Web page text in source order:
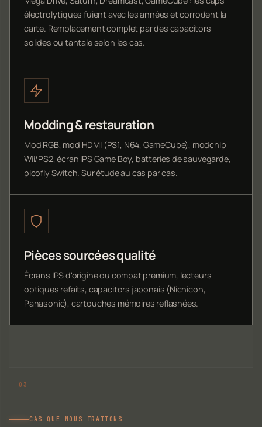
électrolytiques fuient avec les années et corrodent la
carte. Remplacement complet par des capacitors
solides ou tantale selon les cas.
Modding & restauration
Mod RGB, mod HDMI (PS1, N64, GameCube), modchip
Wii/PS2, écran IPS Game Boy, batteries de sauvegarde,
picofly Switch. Sur étude au cas par cas.
Pièces sourcées qualité
Écrans IPS d'origine ou compat premium, lecteurs
optiques refaits, capacitors japonais (Nichicon,
Panasonic), cartouches mémoires reflashées.
CAS QUE NOUS TRAITONS